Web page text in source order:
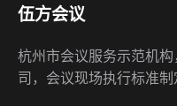
伍方会议
杭州市会议服务示范机
司，会议现场执行标准制